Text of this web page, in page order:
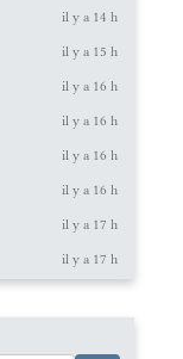
il y a 14 h
il y a 15 h
il y a 16 h
il y a 16 h
il y a 16 h
il y a 16 h
il y a 17 h
il y a 17 h